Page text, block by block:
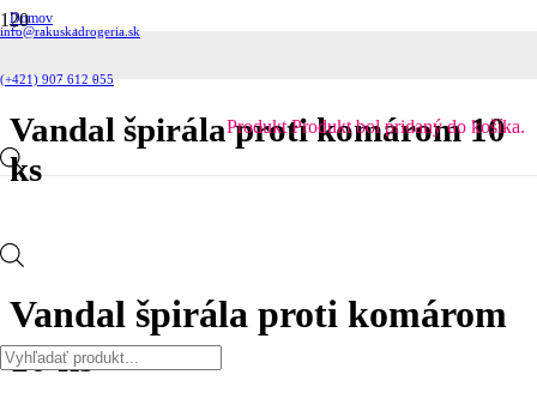
info@rakuskadrogeria.sk
(+421) 907 612 055
search
ProduktProduktbol pridaný do košíka.
Domov
Domácnosť
Vandal špirála proti komárom 10 ks
Vandal špirála proti komárom 10
ks
Vandal špirála proti komárom
10 ks